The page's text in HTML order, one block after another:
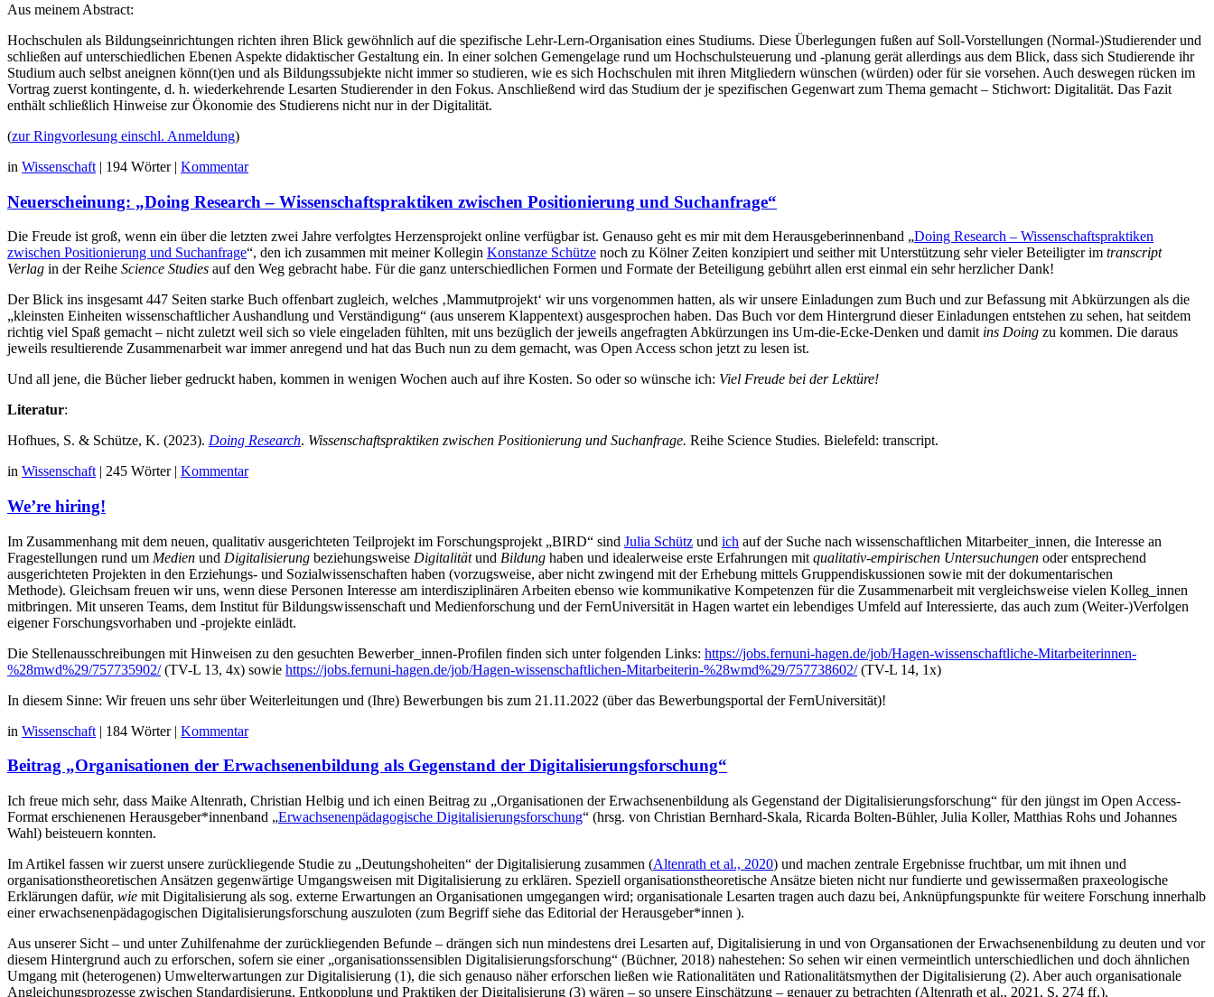
Aus meinem Abstract:
Hochschulen als Bildungseinrichtungen richten ihren Blick gewöhnlich auf die spezifische Lehr-Lern-Organisation eines Studiums. Diese Überlegungen fußen auf Soll-Vorstellungen (Normal-)Studierender und
schließen auf unterschiedlichen Ebenen Aspekte didaktischer Gestaltung ein. In einer solchen Gemengelage rund um Hochschulsteuerung und -planung gerät allerdings aus dem Blick, dass sich Studierende ihr
Studium auch selbst aneignen könn(t)en und als Bildungssubjekte nicht immer so studieren, wie es sich Hochschulen mit ihren Mitgliedern wünschen (würden) oder für sie vorsehen. Auch deswegen rücken im
Vortrag zuerst kontingente, d. h. wiederkehrende Lesarten Studierender in den Fokus. Anschließend wird das Studium der je spezifischen Gegenwart zum Thema gemacht – Stichwort: Digitalität. Das Fazit
enthält schließlich Hinweise zur Ökonomie des Studierens nicht nur in der Digitalität.
(zur Ringvorlesung einschl. Anmeldung)
in Wissenschaft | 194 Wörter | Kommentar
Neuerscheinung: „Doing Research – Wissenschaftspraktiken zwischen Positionierung und Suchanfrage“
Die Freude ist groß, wenn ein über die letzten zwei Jahre verfolgtes Herzensprojekt online verfügbar ist. Genauso geht es mir mit dem Herausgeberinnenband „Doing Research – Wissenschaftspraktiken
zwischen Positionierung und Suchanfrage“, den ich zusammen mit meiner Kollegin Konstanze Schütze noch zu Kölner Zeiten konzipiert und seither mit Unterstützung sehr vieler Beteiligter im transcript
Verlag in der Reihe Science Studies auf den Weg gebracht habe. Für die ganz unterschiedlichen Formen und Formate der Beteiligung gebührt allen erst einmal ein sehr herzlicher Dank!
Der Blick ins insgesamt 447 Seiten starke Buch offenbart zugleich, welches ‚Mammutprojekt‘ wir uns vorgenommen hatten, als wir unsere Einladungen zum Buch und zur Befassung mit Abkürzungen als die
„kleinsten Einheiten wissenschaftlicher Aushandlung und Verständigung“ (aus unserem Klappentext) ausgesprochen haben. Das Buch vor dem Hintergrund dieser Einladungen entstehen zu sehen, hat seitdem
richtig viel Spaß gemacht – nicht zuletzt weil sich so viele eingeladen fühlten, mit uns bezüglich der jeweils angefragten Abkürzungen ins Um-die-Ecke-Denken und damit ins Doing zu kommen. Die daraus
jeweils resultierende Zusammenarbeit war immer anregend und hat das Buch nun zu dem gemacht, was Open Access schon jetzt zu lesen ist.
Und all jene, die Bücher lieber gedruckt haben, kommen in wenigen Wochen auch auf ihre Kosten. So oder so wünsche ich: Viel Freude bei der Lektüre!
Literatur:
Hofhues, S. & Schütze, K. (2023). Doing Research. Wissenschaftspraktiken zwischen Positionierung und Suchanfrage. Reihe Science Studies. Bielefeld: transcript.
in Wissenschaft | 245 Wörter | Kommentar
We’re hiring!
Im Zusammenhang mit dem neuen, qualitativ ausgerichteten Teilprojekt im Forschungsprojekt „BIRD“ sind Julia Schütz und ich auf der Suche nach wissenschaftlichen Mitarbeiter_innen, die Interesse an
Fragestellungen rund um Medien und Digitalisierung beziehungsweise Digitalitätund Bildung haben und idealerweise erste Erfahrungen mit qualitativ-empirischen Untersuchungen oder entsprechend
ausgerichteten Projekten in den Erziehungs- und Sozialwissenschaften haben (vorzugsweise, aber nicht zwingend mit der Erhebung mittels Gruppendiskussionen sowie mit der dokumentarischen
Methode). Gleichsam freuen wir uns, wenn diese Personen Interesse am interdisziplinären Arbeiten ebenso wie kommunikative Kompetenzen für die Zusammenarbeit mit vergleichsweise vielen Kolleg_innen
mitbringen. Mit unseren Teams, dem Institut für Bildungswissenschaft und Medienforschung und der FernUniversität in Hagen wartet ein lebendiges Umfeld auf Interessierte, das auch zum (Weiter-)Verfolgen
eigener Forschungsvorhaben und -projekte einlädt.
Die Stellenausschreibungen mit Hinweisen zu den gesuchten Bewerber_innen-Profilen finden sich unter folgenden Links: https://jobs.fernuni-hagen.de/job/Hagen-wissenschaftliche-Mitarbeiterinnen-
%28mwd%29/757735902/(TV-L 13, 4x) sowie https://jobs.fernuni-hagen.de/job/Hagen-wissenschaftlichen-Mitarbeiterin-%28wmd%29/757738602/(TV-L 14, 1x)
In diesem Sinne: Wir freuen uns sehr über Weiterleitungen und (Ihre) Bewerbungen bis zum 21.11.2022 (über das Bewerbungsportal der FernUniversität)!
in Wissenschaft | 184 Wörter | Kommentar
Beitrag „Organisationen der Erwachsenenbildung als Gegenstand der Digitalisierungsforschung“
Ich freue mich sehr, dass Maike Altenrath, Christian Helbig und ich einen Beitrag zu „Organisationen der Erwachsenenbildung als Gegenstand der Digitalisierungsforschung“ für den jüngst im Open Access-
Format erschienenen Herausgeber*innenband „Erwachsenenpädagogische Digitalisierungsforschung“ (hrsg. von Christian Bernhard-Skala, Ricarda Bolten-Bühler, Julia Koller, Matthias Rohs und Johannes
Wahl) beisteuern konnten.
Im Artikel fassen wir zuerst unsere zurückliegende Studie zu „Deutungshoheiten“ der Digitalisierung zusammen (Altenrath et al., 2020) und machen zentrale Ergebnisse fruchtbar, um mit ihnen und
organisationstheoretischen Ansätzen gegenwärtige Umgangsweisen mit Digitalisierung zu erklären. Speziell organisationstheoretische Ansätze bieten nicht nur fundierte und gewissermaßen praxeologische
Erklärungen dafür, wie mit Digitalisierung als sog. externe Erwartungen an Organisationen umgegangen wird; organisationale Lesarten tragen auch dazu bei, Anknüpfungspunkte für weitere Forschung innerhalb
einer erwachsenenpädagogischen Digitalisierungsforschung auszuloten (zum Begriff siehe das Editorial der Herausgeber*innen ).
Aus unserer Sicht – und unter Zuhilfenahme der zurückliegenden Befunde – drängen sich nun mindestens drei Lesarten auf, Digitalisierung in und von Organsationen der Erwachsenenbildung zu deuten und vor
diesem Hintergrund auch zu erforschen, sofern sie einer „organisationssensiblen Digitalisierungsforschung“ (Büchner, 2018) nahestehen: So sehen wir einen vermeintlich unterschiedlichen und doch ähnlichen
Umgang mit (heterogenen) Umwelterwartungen zur Digitalisierung (1), die sich genauso näher erforschen ließen wie Rationalitäten und Rationalitätsmythen der Digitalisierung (2). Aber auch organisationale
Angleichungsprozesse zwischen Standardisierung, Entkopplung und Praktiken der Digitalisierung (3) wären – so unsere Einschätzung – genauer zu betrachten (Altenrath et al., 2021, S. 274 ff.).